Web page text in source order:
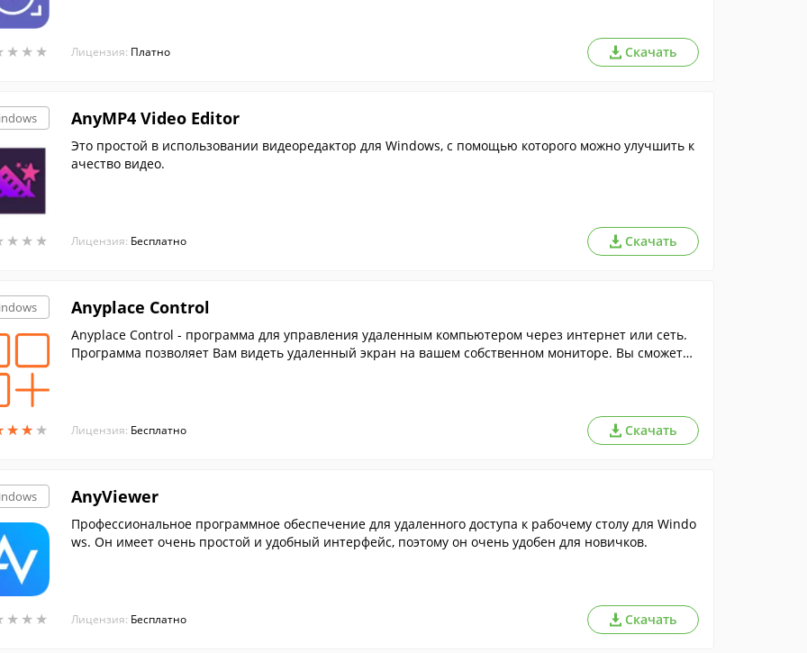
★ ★ ★
★ ★ ★ Лицензия: Платно Скачать
★ ★ ★
★ ★ ★
AnyMP4 Video Editor
Это простой в использовании видеоредактор для Windows, с помощью которого можно улучшить к
ачество видео.
Лицензия: Бесплатно Скачать
★★ ★
★★ ★
Anyplace Control
Anyplace Control - программа для управления удаленным компьютером через интернет или сеть.
Программа позволяет Вам видеть удаленный экран на вашем собственном мониторе. Вы сможете
Лицензия: Бесплатно Скачать
★ ★ ★
★ ★ ★
AnyViewer
Профессиональное программное обеспечение для удаленного доступа к рабочему столу для Windo
ws. Он имеет очень простой и удобный интерфейс, поэтому он очень удобен для новичков.
Лицензия: Бесплатно Скачать